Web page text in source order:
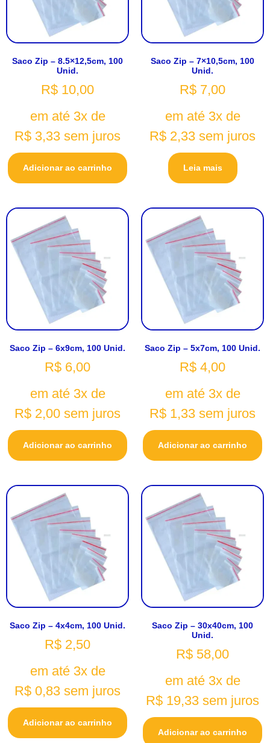
Saco Zip – 8.5×12,5cm, 100
Unid.
R$ 10,00
em até 3x de
R$ 3,33 sem juros
Adicionar ao carrinho
Saco Zip – 7×10,5cm, 100
Unid.
R$ 7,00
em até 3x de
R$ 2,33 sem juros
Leia mais
Saco Zip – 6x9cm, 100 Unid.
R$ 6,00
em até 3x de
R$ 2,00 sem juros
Adicionar ao carrinho
Saco Zip – 5x7cm, 100 Unid.
R$ 4,00
em até 3x de
R$ 1,33 sem juros
Adicionar ao carrinho
Saco Zip – 4x4cm, 100 Unid.
R$ 2,50
em até 3x de
R$ 0,83 sem juros
Adicionar ao carrinho
Saco Zip – 30x40cm, 100
Unid.
R$ 58,00
em até 3x de
R$ 19,33 sem juros
Adicionar ao carrinho